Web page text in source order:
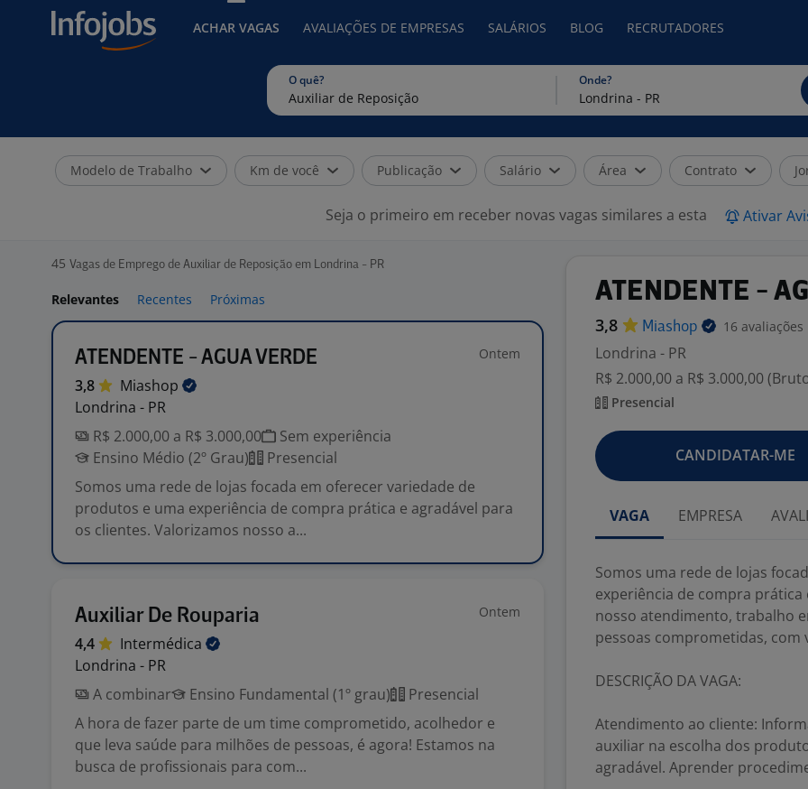
ACHAR VAGAS AVALIAÇÕES DE EMPRESAS SALÁRIOS BLOG RECRUTADORES
O quê? Onde?
Modelo de Trabalho Km de você Publicação Salário Área Contrato
Seja o primeiro em receber novas vagas similares a esta Ativar
45 Vagas de Emprego de Auxiliar de Reposição em Londrina - PR
Relevantes Recentes Próximas
ATENDENTE - AGUA VERDE Ontem
3,8
Miashop
Londrina - PR
R$ 2.000,00 a R$ 3.000,00
Sem experiência
Ensino Médio (2º Grau)
Presencial
Somos uma rede de lojas focada em oferecer variedade de
produtos e uma experiência de compra prática e agradável para
os clientes. Valorizamos nosso a...
Auxiliar De Rouparia Ontem
4,4
Intermédica
Londrina - PR
A combinar
Ensino Fundamental (1º grau)
Presencial
A hora de fazer parte de um time comprometido, acolhedor e
que leva saúde para milhões de pessoas, é agora! Estamos na
busca de profissionais para com...
ATENDENTE -
3,8 Miashop 16 avaliações
Londrina - PR
R$ 2.000,00 a R$ 3.000,00
Presencial
CANDIDATAR-ME
VAGA EMPRESA
Somos uma rede de lojas
experiência de compra
nosso atendimento, trabalho
pessoas comprometidas, com
DESCRIÇÃO DA VAGA:
Atendimento ao cliente:
auxiliar na escolha dos
agradável. Aprender